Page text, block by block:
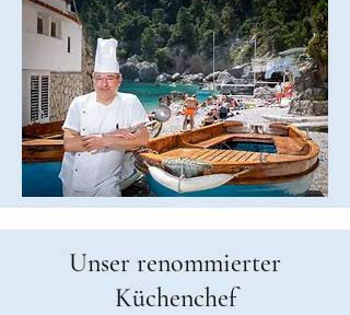
Unser renommierter
Küchenchef